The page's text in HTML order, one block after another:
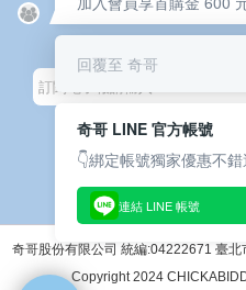
購買說明
常見問題
隱私權聲明
保固卡登錄
保固查詢
週一至週五(上班日)
9:30~12:00 13:00~17:00
●中午12:00-13:00休息●
奇哥股份有限公司 統編:04222671 臺
Copyright 2024
回覆至 奇哥
奇哥 LINE 官方帳號
👇綁定帳號獨家優惠不錯
連結 LINE 帳號